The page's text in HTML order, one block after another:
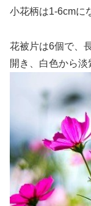
小花柄は1-6cmに
花被片は6個で、
開き、白色から淡